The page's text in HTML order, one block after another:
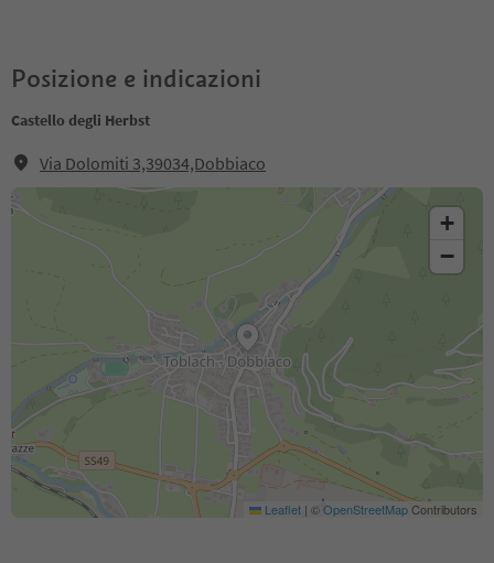
Posizione e indicazioni
Castello degli Herbst
Via Dolomiti 3,39034,Dobbiaco
+
−
Leaflet | ©OpenStreetMapContributors